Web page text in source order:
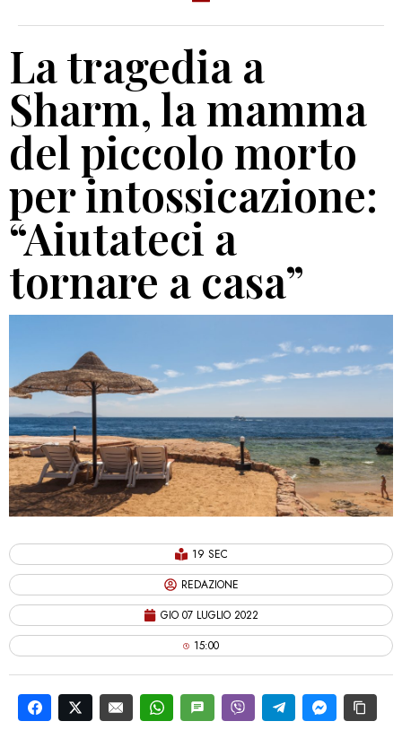
La tragedia a
Sharm, la mamma
del piccolo morto
per intossicazione:
“Aiutateci a
tornare a casa”
19 SEC
REDAZIONE
GIO 07 LUGLIO 2022
15:00